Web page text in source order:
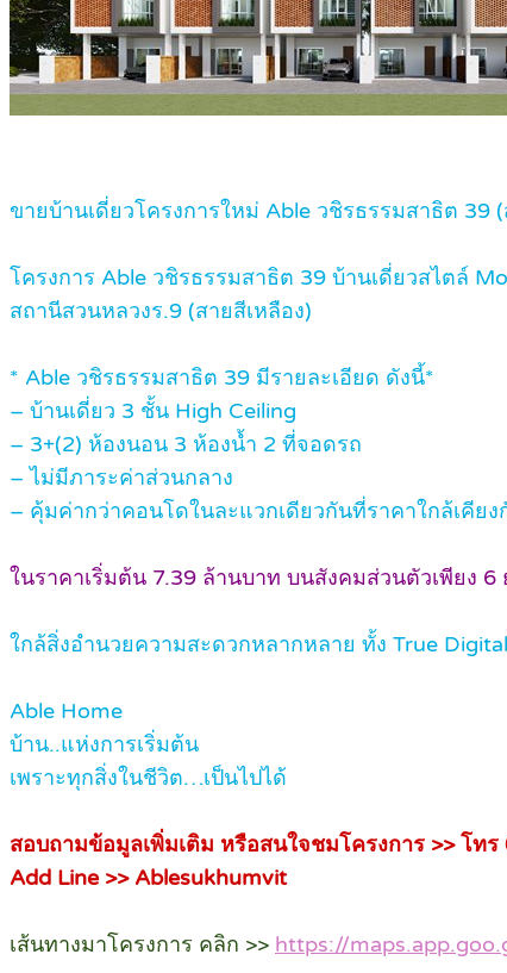
ขายบ้านเดี่ยวโครงการใหม่ Able วชิรธรรมสาธิต 39
โครงการ Able วชิรธรรมสาธิต 39 บ้านเดี่ยวสไตล์
สถานีสวนหลวงร.9 (สายสีเหลือง)
* Able วชิรธรรมสาธิต 39 มีรายละเอียด ดังนี้*
– บ้านเดี่ยว 3 ชั้น High Ceiling
– 3+(2) ห้องนอน 3 ห้องน้ำ 2 ที่จอดรถ
– ไม่มีภาระค่าส่วนกลาง
– คุ้มค่ากว่าคอนโดในละแวกเดียวกันที่ราคาใกล้เคียง
ในราคาเริ่มต้น 7.39 ล้านบาท บนสังคมส่วนตัวเพียง 6
ใกล้สิ่งอำนวยความสะดวกหลากหลาย ทั้ง True
Able Home
บ้าน..แห่งการเริ่มต้น
เพราะทุกสิ่งในชีวิต…เป็นไปได้
สอบถามข้อมูลเพิ่มเติม หรือสนใจชมโครงการ >> โท
Add Line >> Ablesukhumvit
เส้นทางมาโครงการ คลิก >> https://